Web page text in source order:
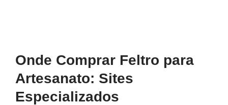
Onde Comprar Feltro para
Artesanato: Sites
Especializados